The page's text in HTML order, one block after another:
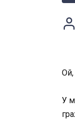
Ой,
У